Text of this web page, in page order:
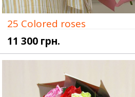
25 Colored roses
11 300 грн.